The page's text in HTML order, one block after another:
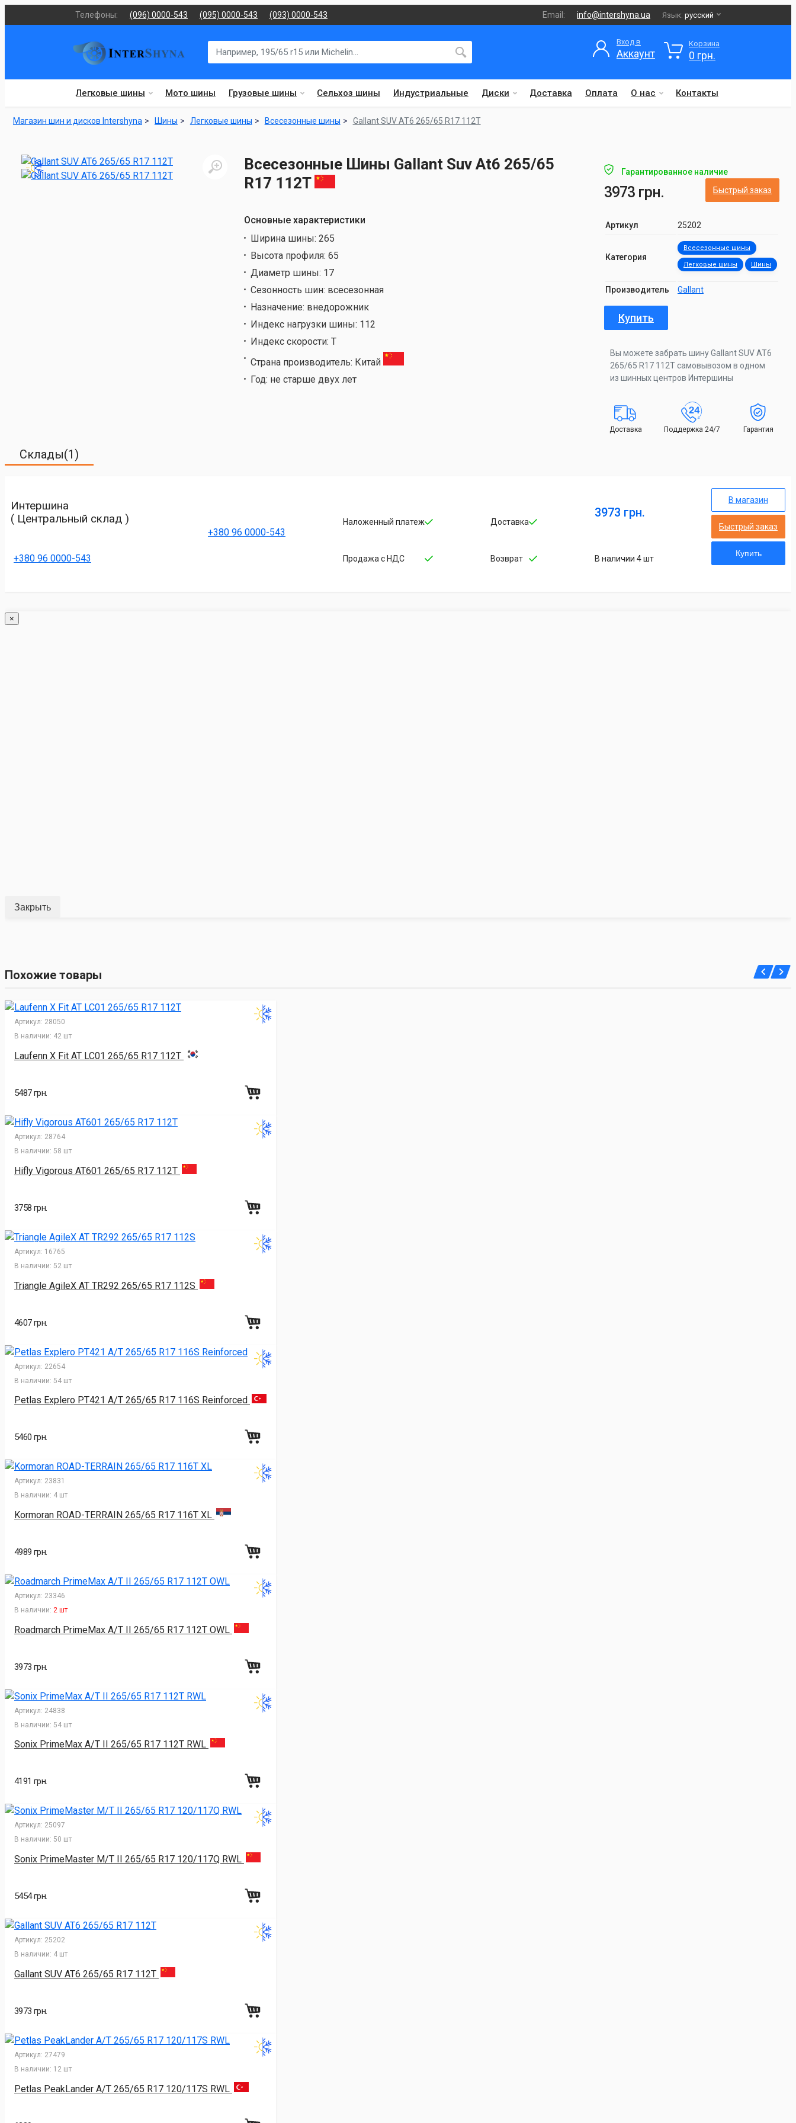
Телефоны: (096) 0000-543 (095) 0000-543 (093) 0000-543 Email: info@intershyna.ua Язык: русский
Легковые шины Мото шины Грузовые шины Сельхоз шины Индустриальные Диски Доставка Оплата О нас Контакты
Вход в
Аккаунт
Корзина
0 грн.
Магазин шин и дисков Intershyna Шины Легковые шины Всесезонные шины Gallant SUV AT6 265/65 R17 112T
Всесезонные Шины Gallant Suv At6 265/65
R17 112T
Основные характеристики
Ширина шины: 265
Высота профиля: 65
Диаметр шины: 17
Сезонность шин: всесезонная
Назначение: внедорожник
Индекс нагрузки шины: 112
Индекс скорости: T
Страна производитель: Китай
Год: не старше двух лет
Гарантированное наличие
3973 грн. Быстрый заказ
Артикул 25202
Категория
Всесезонные шины
Легковые шины Шины
Производитель Gallant
Купить
Вы можете забрать шину Gallant SUV AT6
265/65 R17 112T самовывозом в одном
из шинных центров Интершины
Доставка Поддержка 24/7 Гарантия
Склады(1)
Интершина
( Центральный склад )
+380 96 0000-543
+380 96 0000-543
Наложенный платеж
Продажа с НДС
Доставка
Возврат
3973 грн.
В наличии 4 шт
В магазин
Быстрый заказ
Купить
×
Закрыть
Похожие товары
Артикул: 28050
В наличии: 42 шт
Laufenn X Fit AT LC01 265/65 R17 112T
5487 грн.
Артикул: 28764
В наличии: 58 шт
Hifly Vigorous AT601 265/65 R17 112T
3758 грн.
Артикул: 16765
В наличии: 52 шт
Triangle AgileX AT TR292 265/65 R17 112S
4607 грн.
Артикул: 22654
В наличии: 54 шт
Petlas Explero PT421 A/T 265/65 R17 116S Reinforced
5460 грн.
Артикул: 23831
В наличии: 4 шт
Kormoran ROAD-TERRAIN 265/65 R17 116T XL
4989 грн.
Артикул: 23346
В наличии: 2 шт
Roadmarch PrimeMax A/T II 265/65 R17 112T OWL
3973 грн.
Артикул: 24838
В наличии: 54 шт
Sonix PrimeMax A/T II 265/65 R17 112T RWL
4191 грн.
Артикул: 25097
В наличии: 50 шт
Sonix PrimeMaster M/T II 265/65 R17 120/117Q RWL
5454 грн.
Артикул: 25202
В наличии: 4 шт
Gallant SUV AT6 265/65 R17 112T
3973 грн.
Артикул: 27479
В наличии: 12 шт
Petlas PeakLander A/T 265/65 R17 120/117S RWL